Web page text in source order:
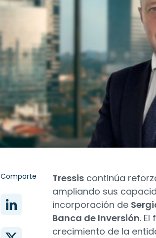
Comparte Tressis continúa
ampliando sus
incorporación de
Banca de Inversión.
crecimiento de la